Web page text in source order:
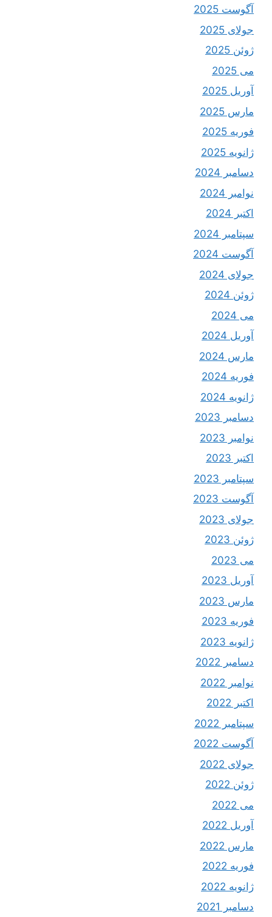
آگوست 2025
جولای 2025
ژوئن 2025
می 2025
آوریل 2025
مارس 2025
فوریه 2025
ژانویه 2025
دسامبر 2024
نوامبر 2024
اکتبر 2024
سپتامبر 2024
آگوست 2024
جولای 2024
ژوئن 2024
می 2024
آوریل 2024
مارس 2024
فوریه 2024
ژانویه 2024
دسامبر 2023
نوامبر 2023
اکتبر 2023
سپتامبر 2023
آگوست 2023
جولای 2023
ژوئن 2023
می 2023
آوریل 2023
مارس 2023
فوریه 2023
ژانویه 2023
دسامبر 2022
نوامبر 2022
اکتبر 2022
سپتامبر 2022
آگوست 2022
جولای 2022
ژوئن 2022
می 2022
آوریل 2022
مارس 2022
فوریه 2022
ژانویه 2022
دسامبر 2021